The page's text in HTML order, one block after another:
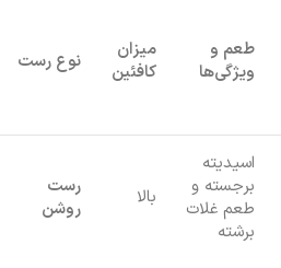
طعم و
ویژگی‌ها
میزان
کافئین
نوع رست
اسیدیته
برجسته و
طعم غلات
برشته
بالا
رست
روشن